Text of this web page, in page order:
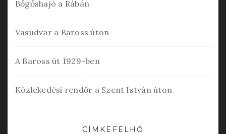
Bőgőshajó a Rábán
Vasudvar a Baross úton
A Baross út 1929-ben
Közlekedési rendőr a Szent István úton
CÍMKEFELHŐ